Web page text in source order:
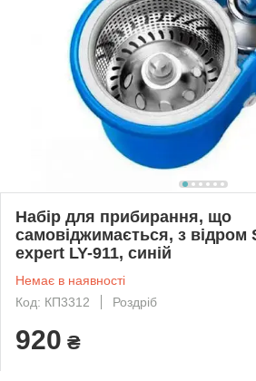
Набір для прибирання, що
самовіджимається, з відром
expert LY-911, синій
Немає в наявності
Код: КП3312
Роздріб
920 ₴